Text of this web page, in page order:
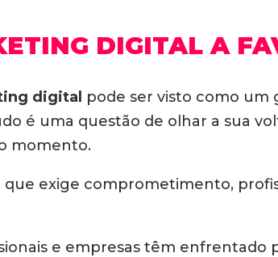
DIGITAL A
digital pode ser visto como um
é uma questão de olhar a sua
momento.
que exige comprometimento,
e empresas têm enfrentado